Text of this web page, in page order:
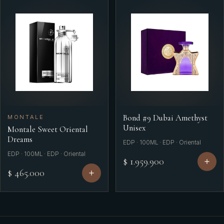
MONTALE
Montale Sweet Oriental
Dreams
EDP · 100ML · EDP · Oriental
$ 465.000
Bond #9 Dubai Amethyst
Unisex
EDP · 100ML · EDP · Oriental
$ 1.959.900